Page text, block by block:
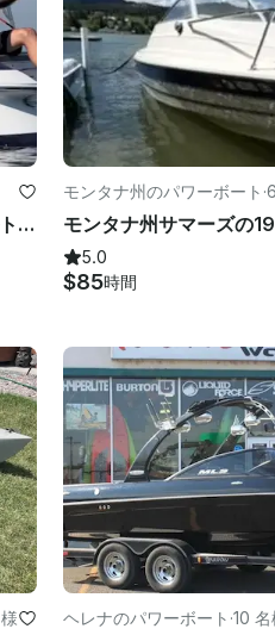
サウスフラットヘッドレイク!21' コバルト・バウライダー、スキドゥー・ベイ
モンタナ州のパワーボート ·
5.0
$85時間
ヘレナのパワーボート ·10 名